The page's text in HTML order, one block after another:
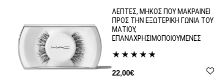
ΛΕΠΤΕΣ, ΜΗΚΟΣ ΠΟΥ ΜΑΚΡΑΙΝΕΙ
ΠΡΟΣ ΤΗΝ ΕΞΩΤΕΡΙΚΗ ΓΩΝΙΑ ΤΟΥ
ΜΑΤΙΟΥ,
ΕΠΑΝΑΧΡΗΣΙΜΟΠΟΙΟΥΜΕΝΕΣ
22,00€